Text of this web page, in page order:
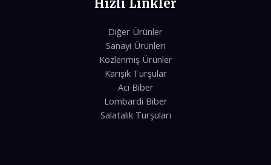
Hızlı Linkler
Diğer Ürünler
Sanayi Ürünleri
Közlenmiş Ürünler
Karışık Turşular
Acı Biber
Lombardi Biber
Salatalık Turşuları